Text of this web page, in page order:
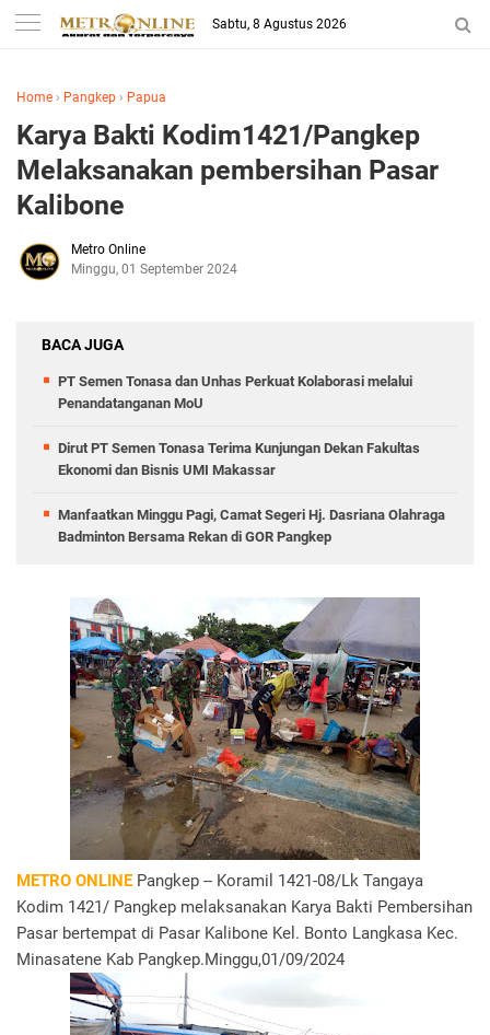
Sabtu, 8 Agustus 2026
Home › Pangkep › Papua
Karya Bakti Kodim1421/Pangkep
Melaksanakan pembersihan Pasar
Kalibone
Metro Online
Minggu, 01 September 2024
BACA JUGA
PT Semen Tonasa dan Unhas Perkuat Kolaborasi melalui
Penandatanganan MoU
Dirut PT Semen Tonasa Terima Kunjungan Dekan Fakultas
Ekonomi dan Bisnis UMI Makassar
Manfaatkan Minggu Pagi, Camat Segeri Hj. Dasriana Olahraga
Badminton Bersama Rekan di GOR Pangkep
METRO ONLINEPangkep -- Koramil 1421-08/Lk Tangaya
Kodim 1421/ Pangkep melaksanakan Karya Bakti Pembersihan
Pasar bertempat di Pasar Kalibone Kel. Bonto Langkasa Kec.
Minasatene Kab Pangkep.Minggu,01/09/2024